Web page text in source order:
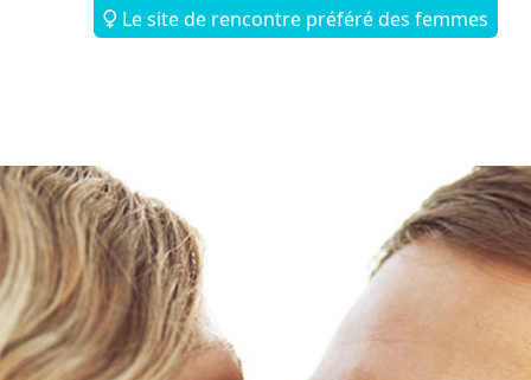
Le site de rencontre préféré des femmes